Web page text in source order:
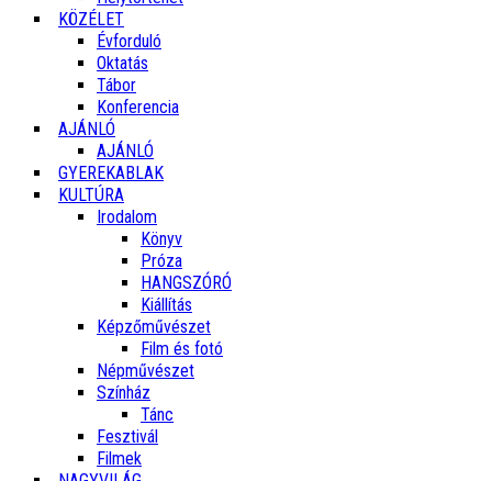
KÖZÉLET
Évforduló
Oktatás
Tábor
Konferencia
AJÁNLÓ
AJÁNLÓ
GYEREKABLAK
KULTÚRA
Irodalom
Könyv
Próza
HANGSZÓRÓ
Kiállítás
Képzőművészet
Film és fotó
Népművészet
Színház
Tánc
Fesztivál
Filmek